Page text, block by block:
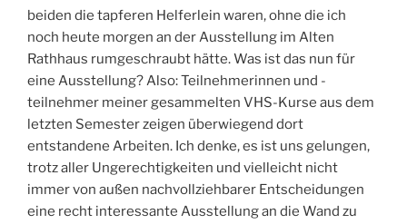
beiden die tapferen Helferlein waren, ohne die ich
noch heute morgen an der Ausstellung im Alten
Rathhaus rumgeschraubt hätte. Was ist das nun für
eine Ausstellung? Also: Teilnehmerinnen und -
teilnehmer meiner gesammelten VHS-Kurse aus dem
letzten Semester zeigen überwiegend dort
entstandene Arbeiten. Ich denke, es ist uns gelungen,
trotz aller Ungerechtigkeiten und vielleicht nicht
immer von außen nachvollziehbarer Entscheidungen
eine recht interessante Ausstellung an die Wand zu